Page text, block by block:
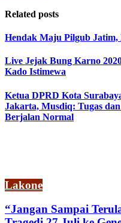
Related posts
Hendak Maju Pilgub
Live Jejak Bung Karno
Kado Istimewa
Ketua DPRD Kota
Jakarta, Musdiq: Tugas
Berjalan Normal
Lakone
“Jangan Sampai